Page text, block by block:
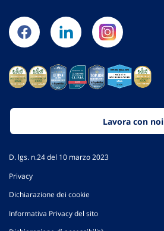
Lavora con noi
D. lgs. n.24 del 10 marzo 2023
Privacy
Dichiarazione dei cookie
Informativa Privacy del sito